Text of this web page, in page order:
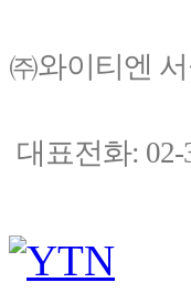
㈜와이티엔
대표전화: